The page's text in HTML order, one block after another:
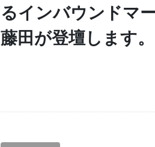
るインバウンドマ
藤田が登壇します。